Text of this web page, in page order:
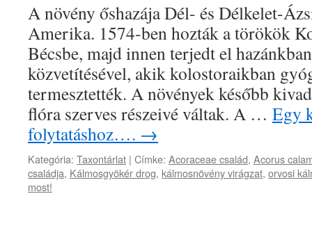
A növény őshazája Dél- és Délkelet-
Amerika. 1574-ben hozták a törökök
Bécsbe, majd innen terjedt el
közvetítésével, akik kolostoraikban
termesztették. A növények később
flóra szerves részeivé váltak. A … Egy
folytatáshoz…. →
Kategória: Taxontárlat | Címke: Acoraceae család, Acorus
családja, Kálmosgyökér drog, kálmosnövény virágzat, orvosi
most!